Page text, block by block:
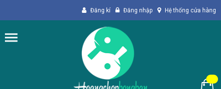
Đăng kí Đăng nhập Hệ thống cửa hàng